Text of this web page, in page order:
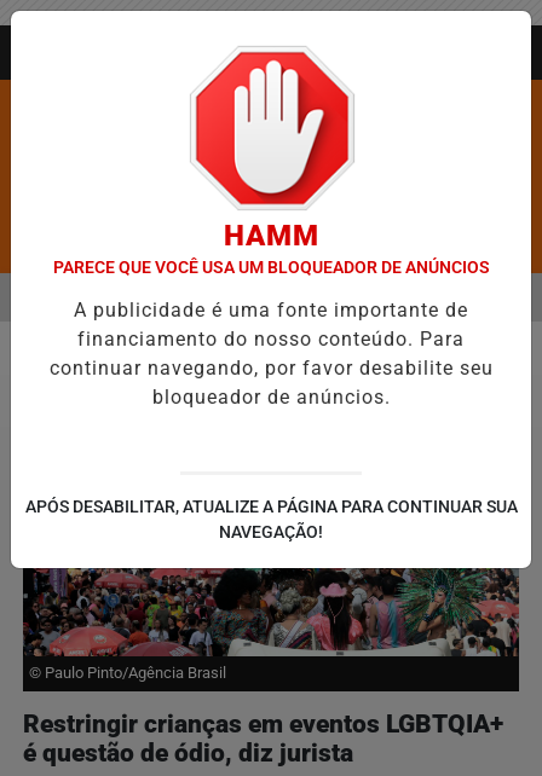
Pesquisar Notícia
É CONFIRMADA NO DIA DO EVANGÉLICO EM JEQUIÉ E REFORÇA
EM ALTA
MENU
Direitos Humanos
© Paulo Pinto/Agência Brasil
Restringir crianças em eventos LGBTQIA+
é questão de ódio, diz jurista
HAMM
PARECE QUE VOCÊ USA UM BLOQUEADOR DE ANÚNCIOS
A publicidade é uma fonte importante de
financiamento do nosso conteúdo. Para
continuar navegando, por favor desabilite seu
bloqueador de anúncios.
APÓS DESABILITAR, ATUALIZE A PÁGINA PARA CONTINUAR SUA
NAVEGAÇÃO!